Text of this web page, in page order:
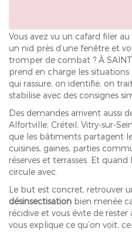
Vous avez vu un cafard filer
un nid près d’une fenêtre et
tromper de combat ? À
prend en charge les
qui rassure, on identifie, on
stabilise avec des consignes
Des demandes arrivent aussi
Alfortville, Créteil, Vitry-sur-
que les bâtiments partagent
cuisines, gaines, parties
réserves et terrasses. Et
circule avec.
Le but est concret, retrouver
désinsectisation bien menée
récidive et vous évite de
vous explique ce qu’on voit,